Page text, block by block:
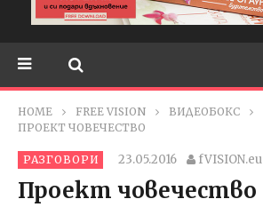
HOME FREE VISION ВИДЕОБОКС
ПРОЕКТ ЧОВЕЧЕСТВО
РАЗГОВОРИ 23.05.2016 fVISION.eu
Проект човечество